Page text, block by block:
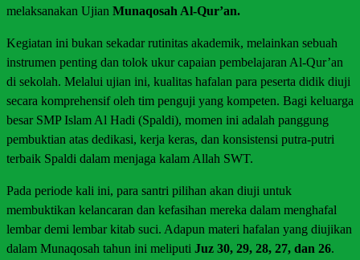
melaksanakan Ujian Munaqosah Al-Qur’an.
Kegiatan ini bukan sekadar rutinitas akademik, melainkan sebuah
instrumen penting dan tolok ukur capaian pembelajaran Al-Qur’an
di sekolah. Melalui ujian ini, kualitas hafalan para peserta didik diuji
secara komprehensif oleh tim penguji yang kompeten. Bagi keluarga
besar SMP Islam Al Hadi (Spaldi), momen ini adalah panggung
pembuktian atas dedikasi, kerja keras, dan konsistensi putra-putri
terbaik Spaldi dalam menjaga kalam Allah SWT.
Pada periode kali ini, para santri pilihan akan diuji untuk
membuktikan kelancaran dan kefasihan mereka dalam menghafal
lembar demi lembar kitab suci. Adapun materi hafalan yang diujikan
dalam Munaqosah tahun ini meliputi Juz 30, 29, 28, 27, dan 26.